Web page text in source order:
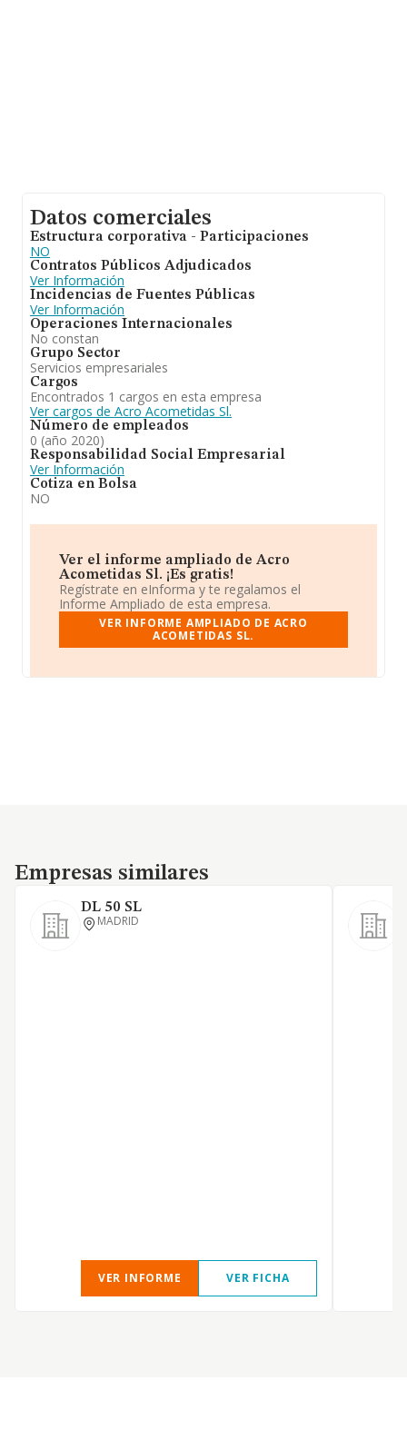
Datos comerciales
Estructura corporativa - Participaciones
NO
Contratos Públicos Adjudicados
Ver Información
Incidencias de Fuentes Públicas
Ver Información
Operaciones Internacionales
No constan
Grupo Sector
Servicios empresariales
Cargos
Encontrados 1 cargos en esta empresa
Ver cargos de Acro Acometidas Sl.
Número de empleados
0 (año 2020)
Responsabilidad Social Empresarial
Ver Información
Cotiza en Bolsa
NO
Ver el informe ampliado de Acro
Acometidas Sl. ¡Es gratis!
Regístrate en eInforma y te regalamos el
Informe Ampliado de esta empresa.
VER INFORME AMPLIADO DE ACRO
ACOMETIDAS SL.
Empresas similares
Empresas similares
DL 50 SL
MADRID
VER INFORME VER FICHA